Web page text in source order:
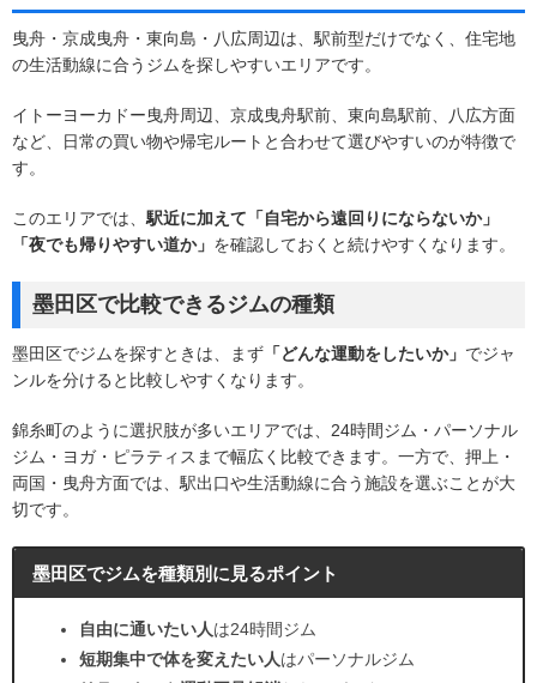
曳舟・京成曳舟・東向島・八広周辺は、駅前型だけでなく、住宅地
の生活動線に合うジムを探しやすいエリアです。
イトーヨーカドー曳舟周辺、京成曳舟駅前、東向島駅前、八広方面
など、日常の買い物や帰宅ルートと合わせて選びやすいのが特徴で
す。
このエリアでは、 駅近に加えて「自宅から遠回りにならないか」
「夜でも帰りやすい道か」 を確認しておくと続けやすくなります。
墨田区で比較できるジムの種類
墨田区でジムを探すときは、まず 「どんな運動をしたいか」 でジャ
ンルを分けると比較しやすくなります。
錦糸町のように選択肢が多いエリアでは、24時間ジム・パーソナル
ジム・ヨガ・ピラティスまで幅広く比較できます。一方で、押上・
両国・曳舟方面では、駅出口や生活動線に合う施設を選ぶことが大
切です。
墨田区でジムを種類別に見るポイント
自由に通いたい人は24時間ジム
短期集中で体を変えたい人はパーソナルジム